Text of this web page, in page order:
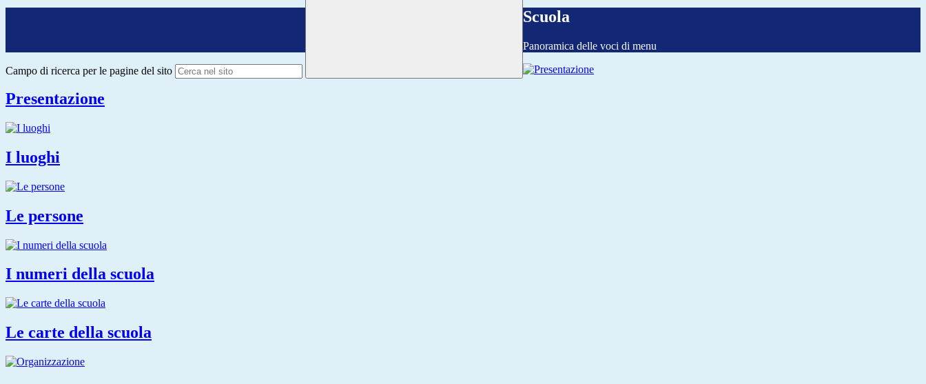
Campo di ricerca per le pagine del sito
Scuola
Panoramica delle voci di menu
Presentazione
I luoghi
Le persone
I numeri della scuola
Le carte della scuola